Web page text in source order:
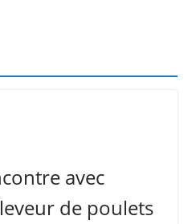
avec
de poulets